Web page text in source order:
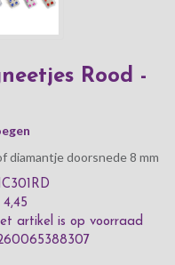
Rood -
diamantje doorsnede 8 mm
artikel is op voorraad